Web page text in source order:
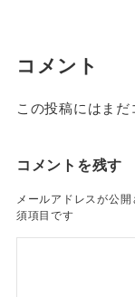
コメント
この投稿にはまだ
コメントを残す
メールアドレスが公開
須項目です